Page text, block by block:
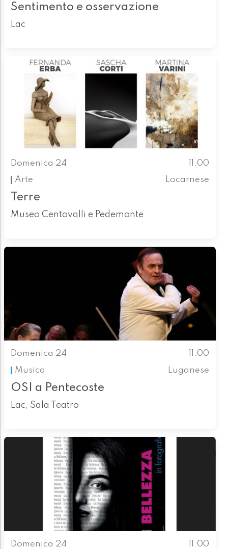
Sentimento e osservazione
Lac
Domenica 24
11.00
Arte
Locarnese
Terre
Museo Centovalli e Pedemonte
Domenica 24
11.00
Musica
Luganese
OSI a Pentecoste
Lac, Sala Teatro
Domenica 24
11.00